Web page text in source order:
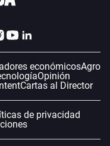
económicosAgro
Opinión
Cartas al Director
de privacidad